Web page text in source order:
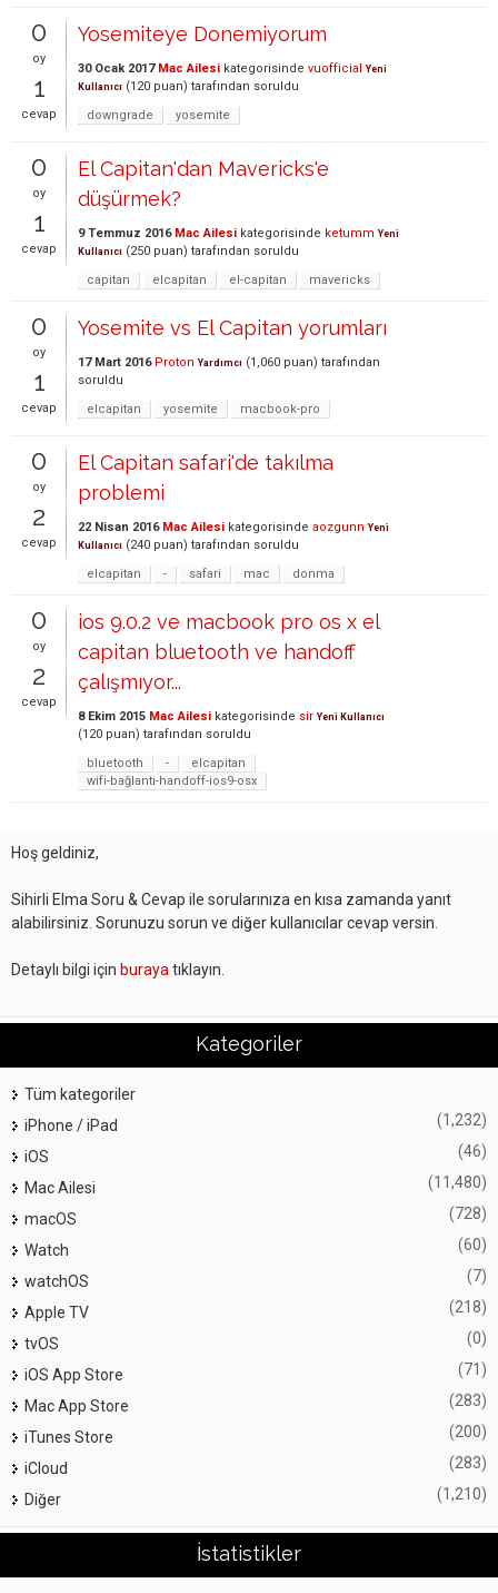
0
oy
1
cevap
Yosemiteye Donemiyorum
30 Ocak 2017 Mac Ailesi kategorisinde vuofficial Yeni
Kullanıcı (120 puan) tarafından soruldu
downgrade
yosemite
0
oy
1
cevap
El Capitan'dan Mavericks'e
düşürmek?
9 Temmuz 2016 Mac Ailesi kategorisinde ketumm Yeni
Kullanıcı (250 puan) tarafından soruldu
capitan
elcapitan el-capitan mavericks
0
oy
1
cevap
Yosemite vs El Capitan yorumları
17 Mart 2016 Proton Yardımcı (1,060 puan) tarafından
soruldu
elcapitan
yosemite macbook-pro
0
oy
2
cevap
El Capitan safari'de takılma
problemi
22 Nisan 2016 Mac Ailesi kategorisinde aozgunn Yeni
Kullanıcı (240 puan) tarafından soruldu
elcapitan
- safari mac donma
0
oy
2
cevap
ios 9.0.2 ve macbook pro os x el
capitan bluetooth ve handoff
çalışmıyor...
8 Ekim 2015 Mac Ailesi kategorisinde sir Yeni Kullanıcı
(120 puan) tarafından soruldu
bluetooth
-
elcapitan
wifi-bağlantı-handoff-ios9-osx
Hoş geldiniz,
Sihirli Elma Soru & Cevap ile sorularınıza en kısa zamanda yanıt
alabilirsiniz. Sorunuzu sorun ve diğer kullanıcılar cevap versin.
Detaylı bilgi için buraya tıklayın.
Kategoriler
Tüm kategoriler
iPhone / iPad
(1,232)
iOS (46)
Mac Ailesi (11,480)
macOS (728)
Watch (60)
watchOS (7)
Apple TV (218)
tvOS (0)
iOS App Store (71)
Mac App Store (283)
iTunes Store (200)
iCloud (283)
Diğer (1,210)
İstatistikler